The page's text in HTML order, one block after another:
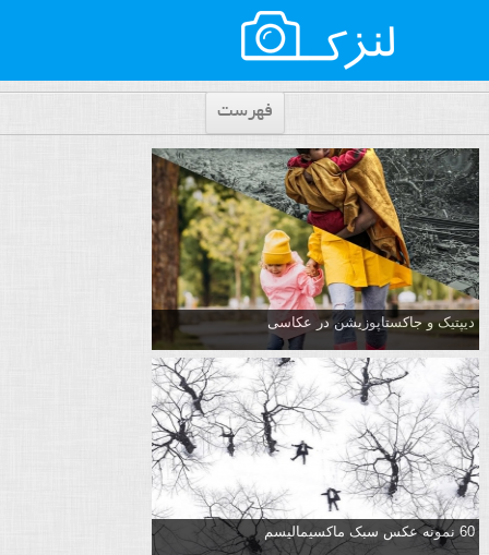
فهرست
دیپتیک و جاکستا‌پوزیشن در عکاسی
60 نمونه عکس سبک ماکسیمالیسم